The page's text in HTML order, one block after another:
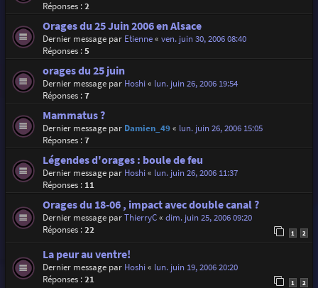
Réponses :2
Orages du 25 Juin 2006 en Alsace
Dernier message par Etienne« ven. juin 30, 2006 08:40
Réponses :5
orages du 25 juin
Dernier message par Hoshi« lun. juin 26, 2006 19:54
Réponses :7
Mammatus ?
Dernier message par Damien_49« lun. juin 26, 2006 15:05
Réponses :7
Légendes d'orages : boule de feu
Dernier message par Hoshi« lun. juin 26, 2006 11:37
Réponses : 11
Orages du 18-06 , impact avec double canal ?
Dernier message parThierryC« dim. juin 25, 2006 09:20
Réponses :22 1 2
La peur au ventre!
Dernier message par Hoshi« lun. juin 19, 2006 20:20
Réponses :21 1 2